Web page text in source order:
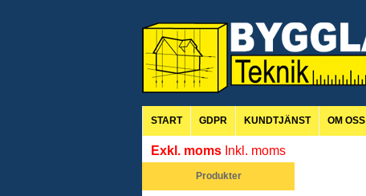
START GDPR KUNDTJÄNST OM OSS
Exkl. moms Inkl. moms
Produkter